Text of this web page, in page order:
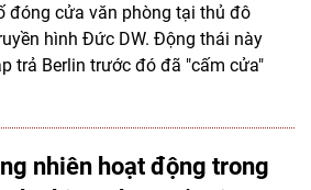
đóng cửa văn phòng tại thủ đô
hình Đức DW. Động thái này
trả Berlin trước đó đã "cấm cửa"
nhiên hoạt động trong